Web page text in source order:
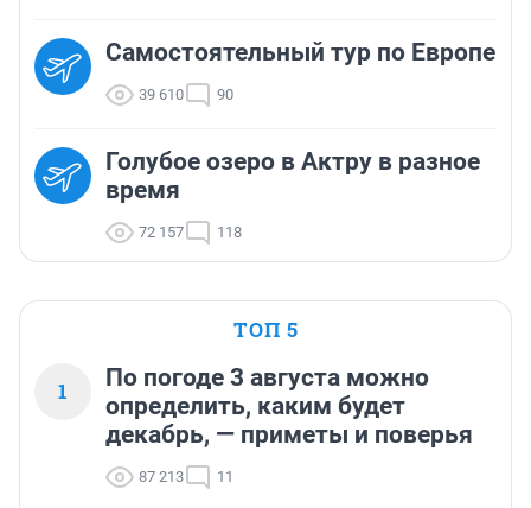
Самостоятельный тур по Европе
39 610 90
Голубое озеро в Актру в разное
время
72 157 118
ТОП 5
1
По погоде 3 августа можно
определить, каким будет
декабрь, — приметы и поверья
87 213 11